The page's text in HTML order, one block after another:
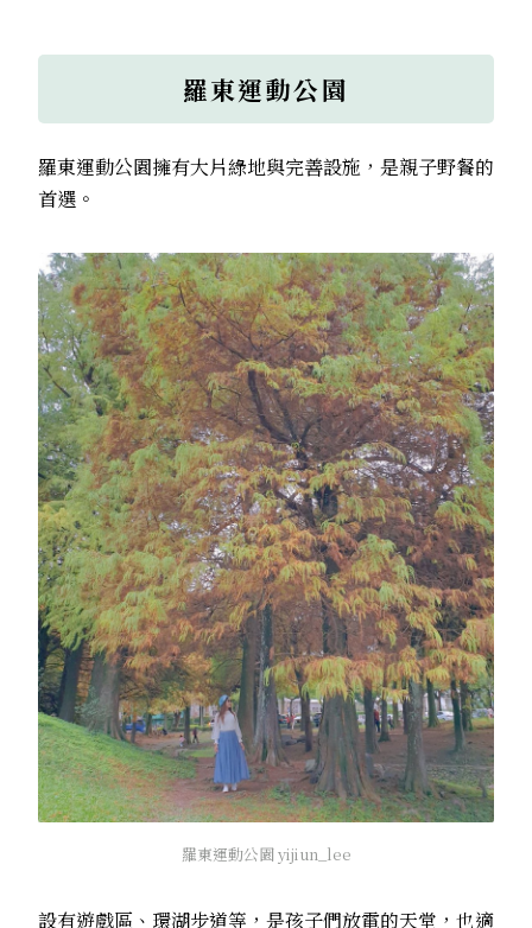
羅東運動公園
羅東運動公園擁有大片綠地與完善設施，是親子野餐的
首選。
羅東運動公園 yijiun_lee
設有遊戲區、環湖步道等，是孩子們放電的天堂，也適